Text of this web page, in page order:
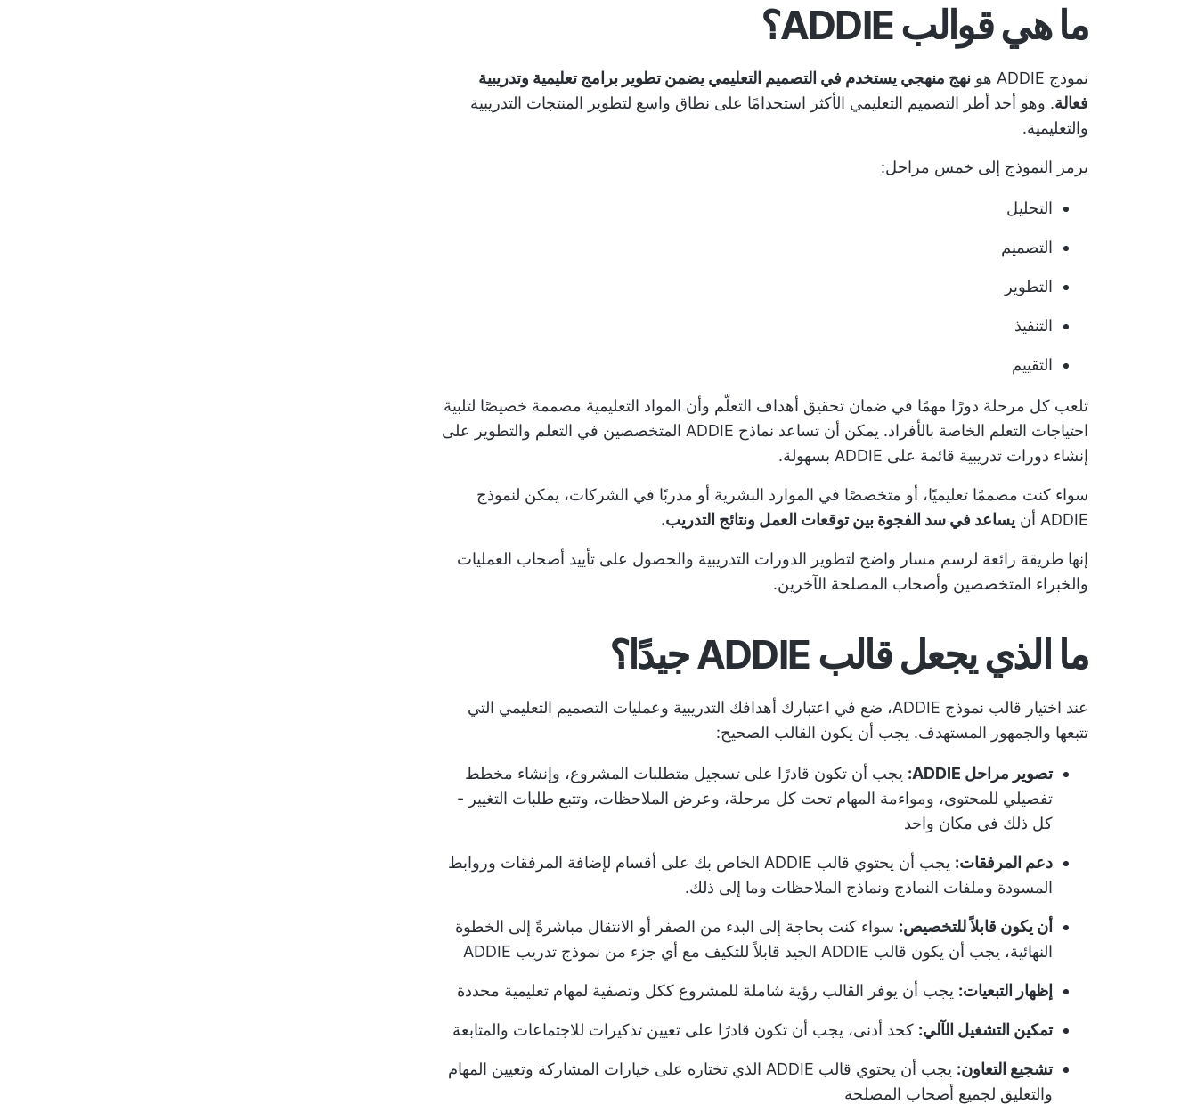
ما هي قوالب ADDIE؟
نموذج ADDIE هو
نهج منهجي يستخدم في التصميم التعليمي يضمن تطوير برامج تعليمية وتدريبية
فعالة. وهو أحد أطر التصميم التعليمي الأكثر استخدامًا على نطاق واسع لتطوير المنتجات التدريبية
والتعليمية.
يرمز النموذج إلى خمس مراحل:
التحليل
التصميم
التطوير
التنفيذ
التقييم
تلعب كل مرحلة دورًا مهمًا في ضمان تحقيق أهداف التعلّم وأن المواد التعليمية مصممة خصيصًا لتلبية
احتياجات التعلم الخاصة بالأفراد. يمكن أن تساعد نماذج ADDIE المتخصصين في التعلم والتطوير على
إنشاء دورات تدريبية قائمة على ADDIE بسهولة.
سواء كنت مصممًا تعليميًا، أو متخصصًا في الموارد البشرية أو مدربًا في الشركات، يمكن لنموذج
ADDIE أن
يساعد في سد الفجوة بين توقعات العمل ونتائج التدريب.
إنها طريقة رائعة لرسم مسار واضح لتطوير الدورات التدريبية والحصول على تأييد أصحاب العمليات
والخبراء المتخصصين وأصحاب المصلحة الآخرين.
ما الذي يجعل قالب ADDIE جيدًا؟
عند اختيار قالب نموذج ADDIE، ضع في اعتبارك أهدافك التدريبية وعمليات التصميم التعليمي التي
تتبعها والجمهور المستهدف. يجب أن يكون القالب الصحيح:
تصوير مراحل ADDIE:
يجب أن تكون قادرًا على تسجيل متطلبات المشروع، وإنشاء مخطط
تفصيلي للمحتوى، ومواءمة المهام تحت كل مرحلة، وعرض الملاحظات، وتتبع طلبات التغيير -
كل ذلك في مكان واحد
دعم المرفقات:
يجب أن يحتوي قالب ADDIE الخاص بك على أقسام لإضافة المرفقات وروابط
المسودة وملفات النماذج ونماذج الملاحظات وما إلى ذلك.
أن يكون قابلاً للتخصيص: سواء كنت بحاجة إلى البدء من الصفر أو الانتقال مباشرةً إلى الخطوة
النهائية، يجب أن يكون قالب ADDIE الجيد قابلاً للتكيف مع أي جزء من نموذج تدريب ADDIE
إظهار التبعيات: يجب أن يوفر القالب رؤية شاملة للمشروع ككل وتصفية لمهام تعليمية محددة
تمكين التشغيل الآلي: كحد أدنى، يجب أن تكون قادرًا على تعيين تذكيرات للاجتماعات والمتابعة
تشجيع التعاون:
يجب أن يحتوي قالب ADDIE الذي تختاره على خيارات المشاركة وتعيين المهام
والتعليق لجميع أصحاب المصلحة